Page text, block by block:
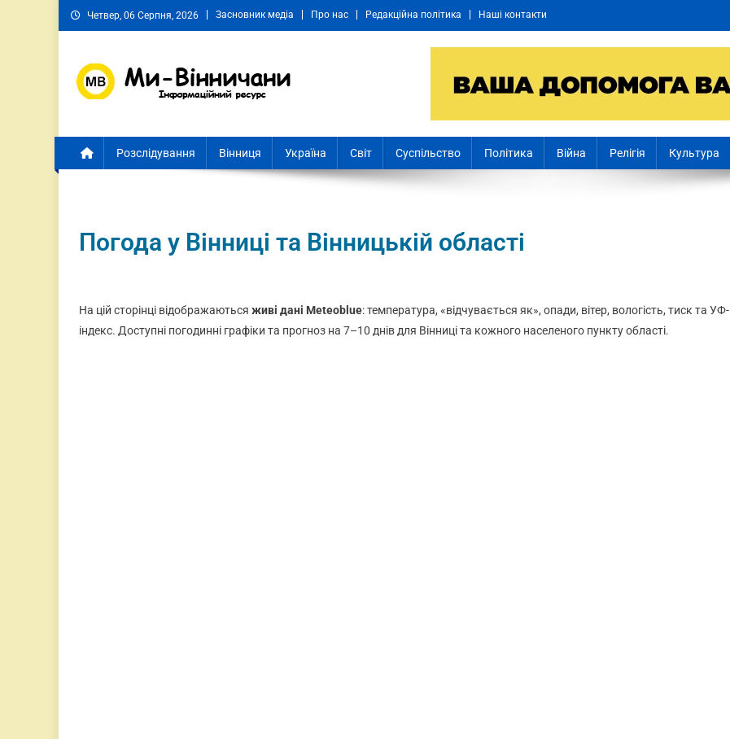
Четвер, 06 Серпня, 2026 Засновник медіа Про нас Редакційна політика Наші контакти
Розслідування Вінниця Україна Світ Суспільство Політика Війна Релігія Культура
Погода у Вінниці та Вінницькій області
На цій сторінці відображаються живі дані Meteoblue: температура, «відчувається як», опади, вітер, вологість, тиск та УФ-
індекс. Доступні погодинні графіки та прогноз на 7–10 днів для Вінниці та кожного населеного пункту області.